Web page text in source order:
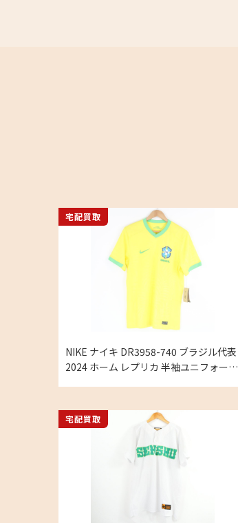
NIKE ナイキ DR3958-740 ブラジル代表
2024 ホーム レプリカ 半袖ユニフォーム
宅配買取
宅配買取